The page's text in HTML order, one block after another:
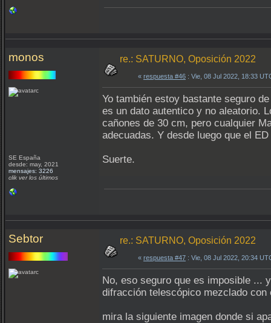
monos
SE España
desde: may, 2021
mensajes: 3226
clik ver los últimos
re.: SATURNO, Oposición 2022
« respuesta #46 : Vie, 08 Jul 2022, 18:33
Yo también estoy bastante seguro
es un dato autentico y no aleatorio.
cañones de 30 cm, pero cualquier
adecuadas. Y desde luego que el
Suerte.
Sebtor re.: SATURNO, Oposición 2022
« respuesta #47 : Vie, 08 Jul 2022, 20:34
No, eso seguro que es imposible ...
difracción telescópico mezclado
mira la siguiente imagen donde si